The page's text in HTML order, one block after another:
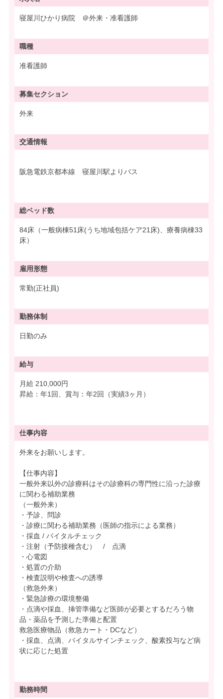
寝屋川ひかり病院 ＠外来・准看護師
職種
准看護師
募集セクション
外来
交通情報
阪急電鉄京都本線 寝屋川駅よりバス
総ベッド数
84床（一般病棟51床(うち地域包括ケア21床)、療養病棟33
床）
雇用形態
常勤(正社員)
勤務体制
日勤のみ
給与
月給 210,000円
昇給：年1回、賞与：年2回（実績3ヶ月）
仕事内容
外来をお願いします。
【仕事内容】
一般外来以外の診療科はその診療科の専門性に沿った診療
に関わる補助業務
（一般外来）
・予診、問診
・診療に関わる補助業務（医師の指示による業務）
・採血 / バイタルチェック
・注射（予防接種含む） / 点滴
・心電図
・処置の介助
・検査説明や検査への誘導
（救急外来）
・緊急診療の環境整備
・点滴や採血、挿管準備など医師が必要とするだろう物
品・薬品を予測した準備と配置
救急医療物品（救急カート・DCなど）
・採血、点滴、バイタルサインチェック、酸素投与など病
状に応じた処置
勤務時間